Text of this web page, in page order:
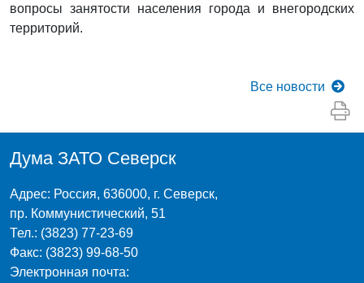
вопросы занятости населения города и внегородских
территорий.
Все новости
Дума ЗАТО Северск
Адрес: Россия, 636000, г. Северск,
пр. Коммунистический, 51
Тел.: (3823) 77-23-69
Факс: (3823) 99-68-50
Электронная почта: